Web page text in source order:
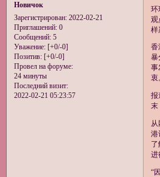
Новичок
Зарегистрирован: 2022-02-21
Приглашений:0
Сообщений:5
Уважение: [+0/-0]
Позитив: [+0/-0]
Провел на форуме:
24 минуты
Последний визит:
2022-02-21 05:23:57
环
观
样
香
暴
事
衷
报
末
从
港
进
“